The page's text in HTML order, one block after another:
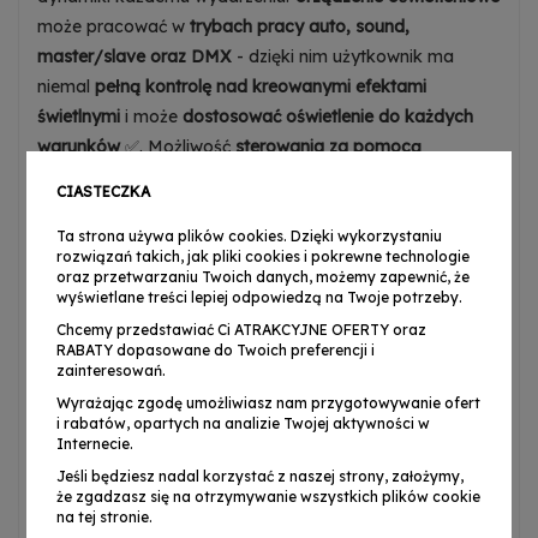
może pracować w trybach pracy auto, sound,
master/slave oraz DMX - dzięki nim użytkownik ma
niemal pełną kontrolę nad kreowanymi efektami
świetlnymi i może dostosować oświetlenie do każdych
warunków✅. Możliwośćsterowaniaza pomocą
co cenią sobie zarównoprofesjonalni DJ-e, jak iosoby
organizujące imprezy okolicznościowe.
⭐ Wygoda użytkowania i
jakość Light4Me
z myślą omaksymalnej wygodzie użytkownika.
Wyposażony w panel sterowania z wyświetlaczem LED i
CIASTECZKA
Ta strona używa plików cookies. Dzięki wykorzystaniu
rozwiązań takich, jak pliki cookies i pokrewne technologie
oraz przetwarzaniu Twoich danych, możemy zapewnić, że
wyświetlane treści lepiej odpowiedzą na Twoje potrzeby.
Chcemy przedstawiać Ci ATRAKCYJNE OFERTY oraz
RABATY dopasowane do Twoich preferencji i
zainteresowań.
Wyrażając zgodę umożliwiasz nam przygotowywanie ofert
i rabatów, opartych na analizie Twojej aktywności w
Internecie.
Jeśli będziesz nadal korzystać z naszej strony, założymy,
że zgadzasz się na otrzymywanie wszystkich plików cookie
na tej stronie.